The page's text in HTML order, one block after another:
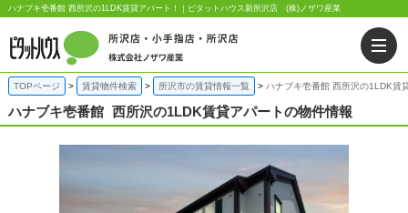
ハナブキ壱番館 西所沢の1LDK賃貸アパート！｜ピタットハウス新所沢店 (株)ノザワ産業
TOPページ 賃貸物件検索 所沢市の賃貸情報一覧 ハナブキ壱番館 西所沢の1LDK賃
ハナブキ壱番館 西所沢の1LDK賃貸アパートの物件情報